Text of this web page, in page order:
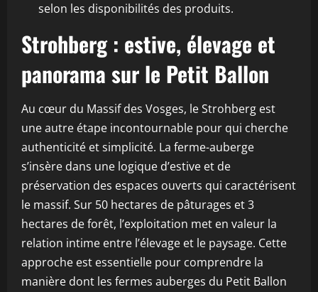
selon les disponibilités des produits.
Strohberg : estive, élevage et
panorama sur le Petit Ballon
Au cœur du Massif des Vosges, le Strohberg est
une autre étape incontournable pour qui cherche
authenticité et simplicité. La ferme-auberge
s’insère dans une logique d’estive et de
préservation des espaces ouverts qui caractérisent
le massif. Sur 50 hectares de pâturages et 3
hectares de forêt, l’exploitation met en valeur la
relation intime entre l’élevage et le paysage. Cette
approche est essentielle pour comprendre la
manière dont les fermes auberges du Petit Ballon